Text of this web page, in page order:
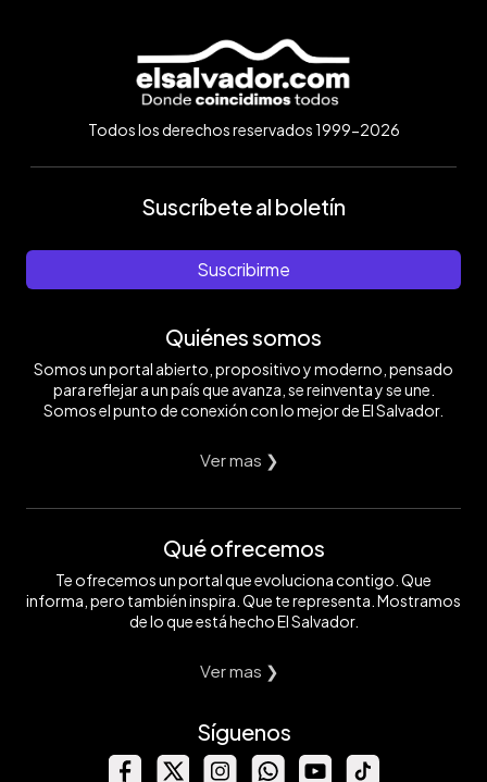
Todos los derechos reservados 1999-2026
Suscríbete al boletín
Suscribirme
Quiénes somos
Somos un portal abierto, propositivo y moderno, pensado
para reflejar a un país que avanza, se reinventa y se une.
Somos el punto de conexión con lo mejor de El Salvador.
Ver mas ❯
Qué ofrecemos
Te ofrecemos un portal que evoluciona contigo. Que
informa, pero también inspira. Que te representa. Mostramos
de lo que está hecho El Salvador.
Ver mas ❯
Síguenos